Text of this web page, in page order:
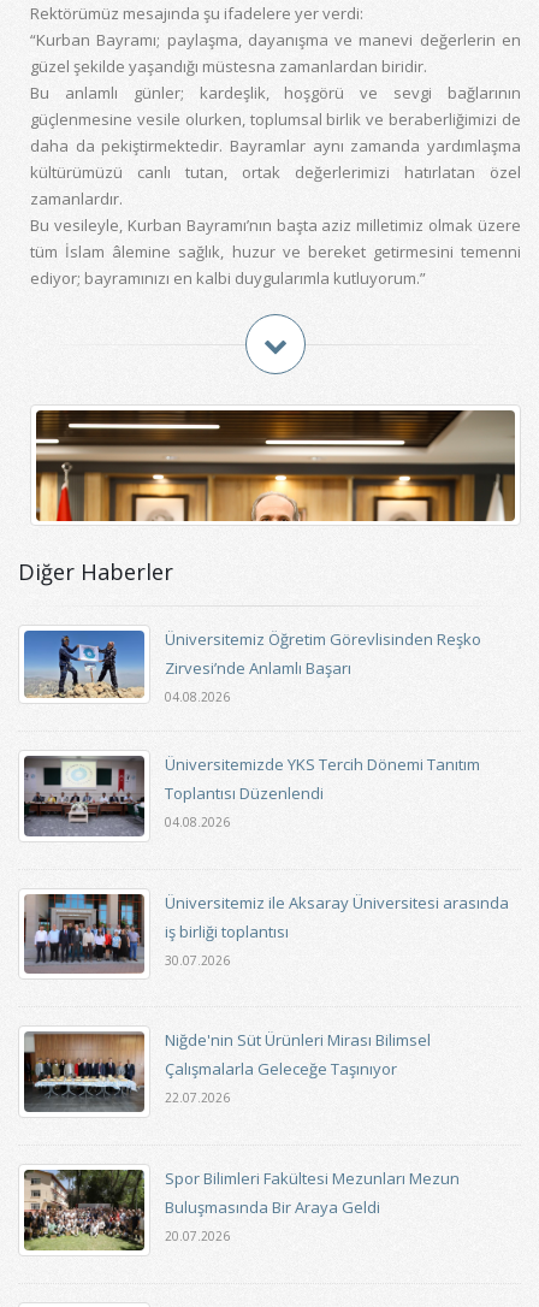
Rektörümüz mesajında şu ifadelere yer verdi:
“Kurban Bayramı; paylaşma, dayanışma ve manevi değerlerin en
güzel şekilde yaşandığı müstesna zamanlardan biridir.
Bu anlamlı günler; kardeşlik, hoşgörü ve sevgi bağlarının
güçlenmesine vesile olurken, toplumsal birlik ve beraberliğimizi de
daha da pekiştirmektedir. Bayramlar aynı zamanda yardımlaşma
kültürümüzü canlı tutan, ortak değerlerimizi hatırlatan özel
zamanlardır.
Bu vesileyle, Kurban Bayramı’nın başta aziz milletimiz olmak üzere
tüm İslam âlemine sağlık, huzur ve bereket getirmesini temenni
ediyor; bayramınızı en kalbi duygularımla kutluyorum.”
Diğer Haberler
Üniversitemiz Öğretim Görevlisinden Reşko
Zirvesi’nde Anlamlı Başarı
04.08.2026
Üniversitemizde YKS Tercih Dönemi Tanıtım
Toplantısı Düzenlendi
04.08.2026
Üniversitemiz ile Aksaray Üniversitesi arasında
iş birliği toplantısı
30.07.2026
Niğde'nin Süt Ürünleri Mirası Bilimsel
Çalışmalarla Geleceğe Taşınıyor
22.07.2026
Spor Bilimleri Fakültesi Mezunları Mezun
Buluşmasında Bir Araya Geldi
20.07.2026